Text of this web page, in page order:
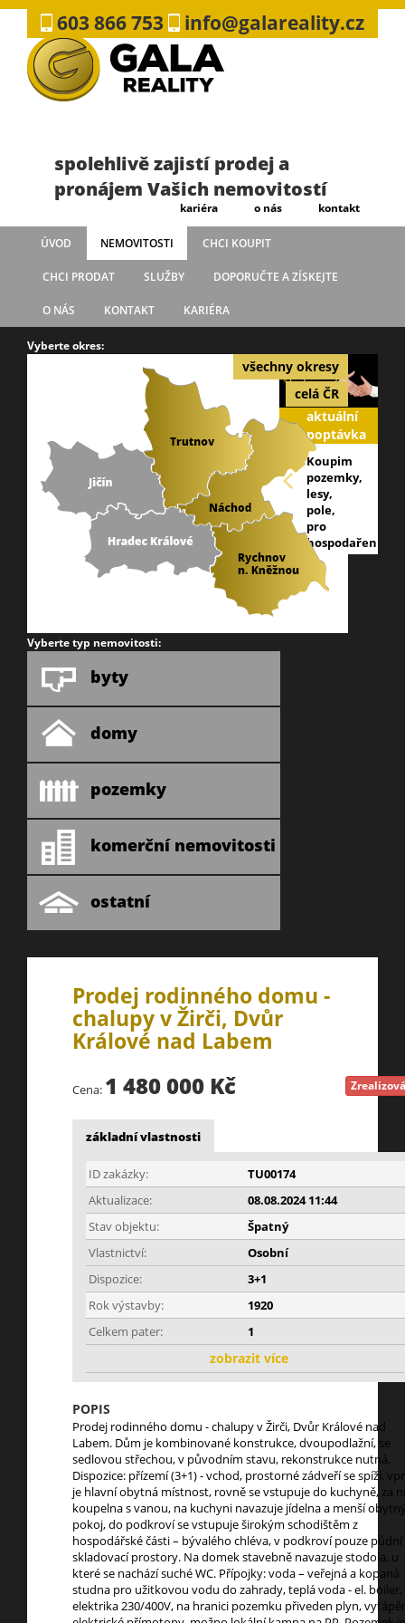
603 866 753 info@galareality.cz
spolehlivě zajistí prodej a
pronájem Vašich nemovitostí
kariéra o nás kontakt
ÚVOD NEMOVITOSTI CHCI KOUPIT
CHCI PRODAT SLUŽBY DOPORUČTE A ZÍSKEJTE
O NÁS KONTAKT KARIÉRA
Vyberte okres:
celá ČR
všechny okresy
Vyberte typ nemovitosti:
byty
domy
pozemky
komerční nemovitosti
ostatní
aktuální
poptávka
Koupim
pozemky,
lesy,
pole,
pro
hospodaření
na
trutnovsku,
nabídněte:
Prodej rodinného domu -
chalupy v Žirči, Dvůr
Králové nad Labem
Cena: 1 480 000 Kč
základní vlastnosti
ID zakázky:
TU00174
Aktualizace:
08.08.2024 11:44
Stav objektu:
Špatný
Vlastnictví:
Osobní
Dispozice:
3+1
Rok výstavby:
1920
Celkem pater:
1
zobrazit více
POPIS
Prodej rodinného domu - chalupy v Žirči, Dvůr Králové nad
Labem. Dům je kombinované konstrukce, dvoupodlažní, se
sedlovou střechou, v původním stavu, rekonstrukce nutná.
Dispozice: přízemí (3+1) - vchod, prostorné zádveří se spíží,
je hlavní obytná místnost, rovně se vstupuje do kuchyně, za
koupelna s vanou, na kuchyni navazuje jídelna a menší
pokoj, do podkroví se vstupuje širokým schodištěm z
hospodářské části – bývalého chléva, v podkroví pouze půdní
skladovací prostory. Na domek stavebně navazuje stodola, u
které se nachází suché WC. Přípojky: voda – veřejná a kopaná
studna pro užitkovou vodu do zahrady, teplá voda - el. boiler,
elektrika 230/400V, na hranici pozemku přiveden plyn,